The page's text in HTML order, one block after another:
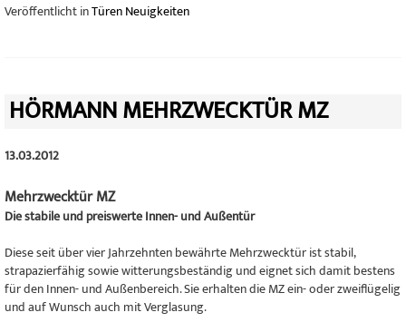
Veröffentlicht inTüren Neuigkeiten
HÖRMANN MEHRZWECKTÜR MZ
13.03.2012
Mehrzwecktür MZ
Die stabile und preiswerte Innen- und Außentür
Diese seit über vier Jahrzehnten bewährte Mehrzwecktür ist stabil,
strapazierfähig sowie witterungsbeständig und eignet sich damit bestens
für den Innen- und Außenbereich. Sie erhalten die MZ ein- oder zweiflügelig
und auf Wunsch auch mit Verglasung.